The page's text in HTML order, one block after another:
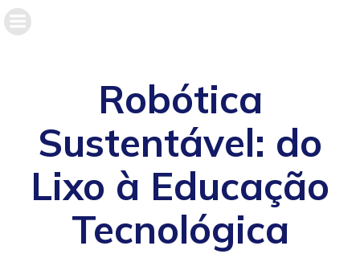
Robótica
Sustentável: do
Lixo à Educação
Tecnológica